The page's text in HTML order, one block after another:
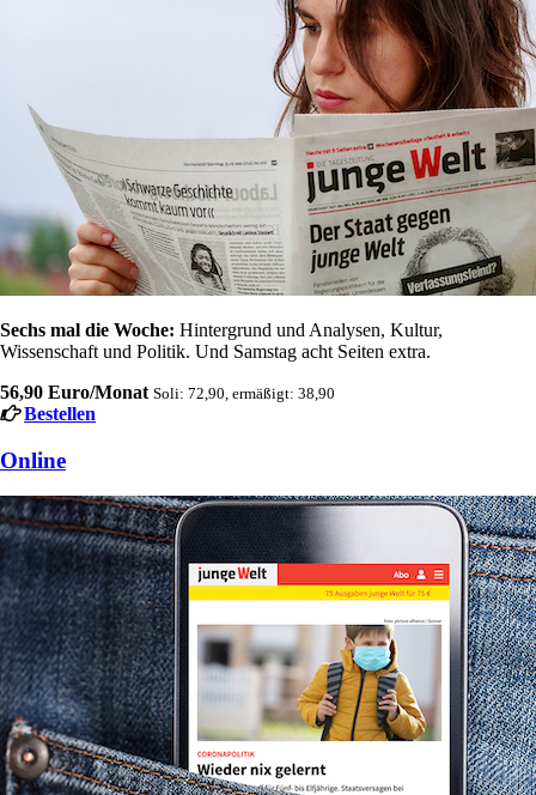
Sechs mal die Woche: Hintergrund und Analysen, Kultur,
Wissenschaft und Politik. Und Samstag acht Seiten extra.
56,90 Euro/Monat Soli: 72,90, ermäßigt: 38,90
Bestellen
Online